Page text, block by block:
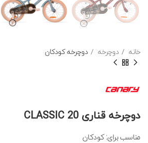
خانه دوچرخه دوچرخه کودکان
دوچرخه قناری 20 CLASSIC
مناسب برای: کودکان